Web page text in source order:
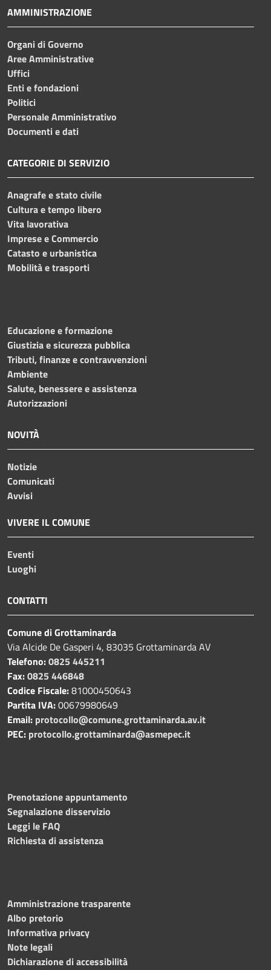
AMMINISTRAZIONE
Organi di Governo
Aree Amministrative
Uffici
Enti e fondazioni
Politici
Personale Amministrativo
Documenti e dati
CATEGORIE DI SERVIZIO
Anagrafe e stato civile
Cultura e tempo libero
Vita lavorativa
Imprese e Commercio
Catasto e urbanistica
Mobilità e trasporti
Educazione e formazione
Giustizia e sicurezza pubblica
Tributi, finanze e contravvenzioni
Ambiente
Salute, benessere e assistenza
Autorizzazioni
NOVITÀ
Notizie
Comunicati
Avvisi
VIVERE IL COMUNE
Eventi
Luoghi
CONTATTI
Comune di Grottaminarda
Via Alcide De Gasperi 4, 83035 Grottaminarda AV
Telefono:0825 445211
Fax:0825 446848
Codice Fiscale:81000450643
Partita IVA:00679980649
Email: protocollo@comune.grottaminarda.av.it
PEC: protocollo.grottaminarda@asmepec.it
Prenotazione appuntamento
Segnalazione disservizio
Leggi le FAQ
Richiesta di assistenza
Amministrazione trasparente
Albo pretorio
Informativa privacy
Note legali
Dichiarazione di accessibilità